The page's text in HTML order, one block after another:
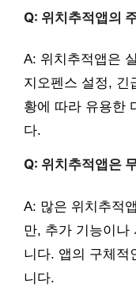
Q: 위치추적앱의
A: 위치추적앱은
지오펜스 설정, 긴
황에 따라 유용한
다.
Q: 위치추적앱은
A: 많은 위치추적
만, 추가 기능이나
니다. 앱의 구체적
니다.